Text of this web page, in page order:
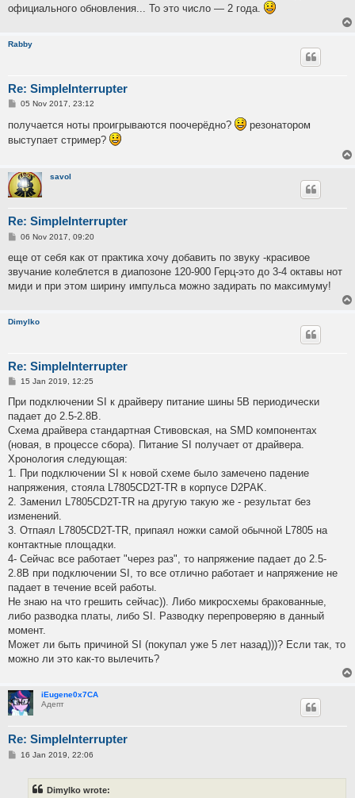
официального обновления... То это число — 2 года.
Rabby
Re: SimpleInterrupter
P
s
t
05 Nov 2017, 23:12
получается ноты проигрываются поочерёдно?
резонатором
выступает стример?
savol
Re: SimpleInterrupter
P
s
06 Nov 2017, 09:20
еще от себя как от практика хочу добавить по звуку -красивое
звучание колеблется в диапозоне 120-900 Герц-это до 3-4 октавы нот
миди и при этом ширину импульса можно задирать по максимуму!
Dimylko
Re: SimpleInterrupter
P
s
15 Jan 2019, 12:25
При подключении SI к драйверу питание шины 5В периодически
падает до 2.5-2.8В.
Схема драйвера стандартная Стивовская, на SMD компонентах
(новая, в процессе сбора). Питание SI получает от драйвера.
Хронология следующая:
1. При подключении SI к новой схеме было замечено падение
напряжения, стояла L7805CD2T-TR в корпусе D2PAK.
2. Заменил L7805CD2T-TR на другую такую же - результат без
изменений.
3. Отпаял L7805CD2T-TR, припаял ножки самой обычной L7805 на
контактные площадки.
4- Сейчас все работает "через раз", то напряжение падает до 2.5-
2.8В при подключении SI, то все отлично работает и напряжение не
падает в течение всей работы.
Не знаю на что грешить сейчас)). Либо микросхемы бракованные,
либо разводка платы, либо SI. Разводку перепроверяю в данный
момент.
Может ли быть причиной SI (покупал уже 5 лет назад)))? Если так, то
можно ли это как-то вылечить?
iEugene0x7CA
Адепт
Re: SimpleInterrupter
P16 Jan 2019, 22:06
Dimylko wrote: